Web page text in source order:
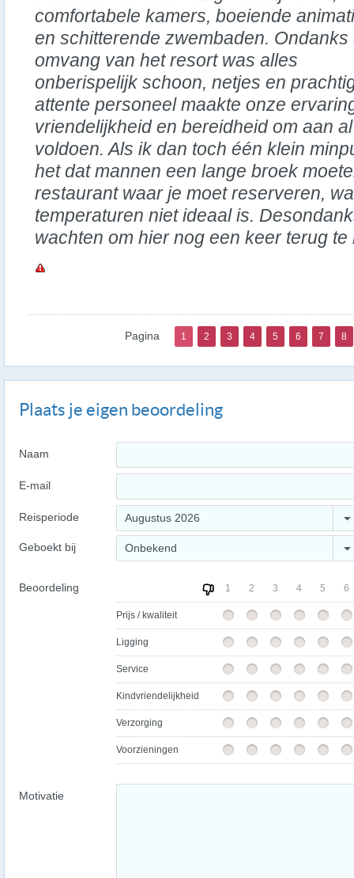
comfortabele kamers, boeiende
en schitterende zwembaden. Ondanks
omvang van het resort was alles
onberispelijk schoon, netjes en
attente personeel maakte onze
vriendelijkheid en bereidheid om aan
voldoen. Als ik dan toch één klein
het dat mannen een lange broek
restaurant waar je moet reserveren,
temperaturen niet ideaal is.
wachten om hier nog een keer terug te
Pagina 1 2 3 4 5 6 7 8
Plaats je eigen beoordeling
Naam
E-mail
Reisperiode Augustus 2026
Geboekt bij Onbekend
Beoordeling 1 2 3 4 5 6
Prijs / kwaliteit
Ligging
Service
Kindvriendelijkheid
Verzorging
Voorzieningen
Motivatie